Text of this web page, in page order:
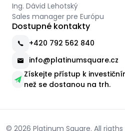
Ing. Dávid Lehotský
Sales manager pre Európu
Dostupné kontakty
+420 792 562 840
info@platinumsquare.cz
Získejte přístup k
než se dostanou na trh.
© 2026 Platinum Square. All